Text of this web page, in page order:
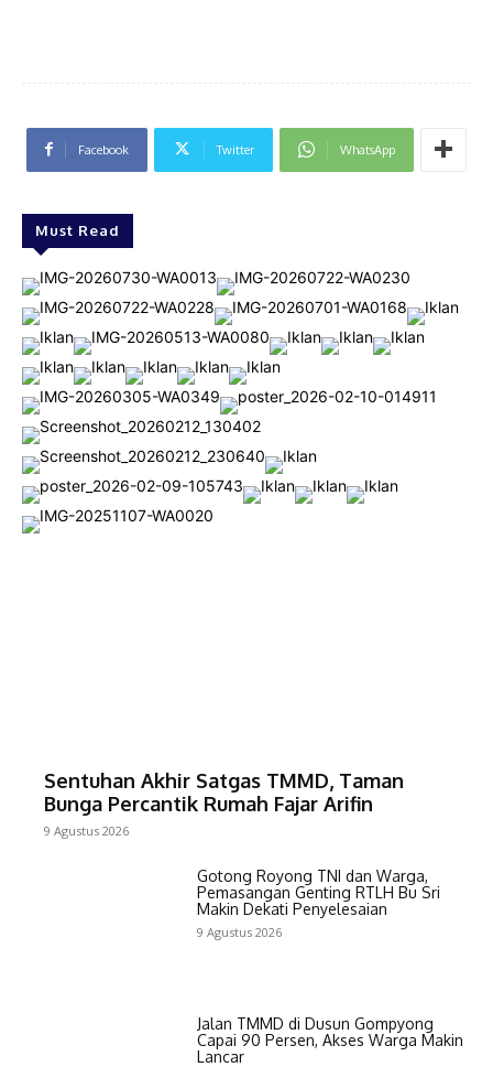
Facebook Twitter WhatsApp
Must Read
Sentuhan Akhir Satgas TMMD, Taman
Bunga Percantik Rumah Fajar Arifin
9 Agustus 2026
Gotong Royong TNI dan Warga,
Pemasangan Genting RTLH Bu Sri
Makin Dekati Penyelesaian
9 Agustus 2026
Jalan TMMD di Dusun Gompyong
Capai 90 Persen, Akses Warga Makin
Lancar